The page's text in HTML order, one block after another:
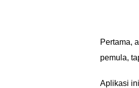
Pertama,
pemula,
Aplikasi